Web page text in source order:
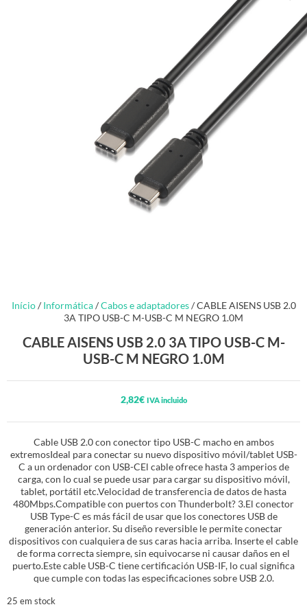
Início/ Informática/Cabos e adaptadores/ CABLE AISENS USB 2.0
3A TIPO USB-C M-USB-C M NEGRO 1.0M
CABLE AISENS USB 2.0 3A TIPO USB-C M-
USB-C M NEGRO 1.0M
2,82€ IVA incluido
Cable USB 2.0 con conector tipo USB-C macho en ambos
extremosIdeal para conectar su nuevo dispositivo móvil/tablet USB-
C a un ordenador con USB-CEl cable ofrece hasta 3 amperios de
carga, con lo cual se puede usar para cargar su dispositivo móvil,
tablet, portátil etc.Velocidad de transferencia de datos de hasta
480Mbps.Compatible con puertos con Thunderbolt? 3.El conector
USB Type-C es más fácil de usar que los conectores USB de
generación anterior. Su diseño reversible le permite conectar
dispositivos con cualquiera de sus caras hacia arriba. Inserte el cable
de forma correcta siempre, sin equivocarse ni causar daños en el
puerto.Este cable USB-C tiene certificación USB-IF, lo cual significa
que cumple con todas las especificaciones sobre USB 2.0.
25 em stock